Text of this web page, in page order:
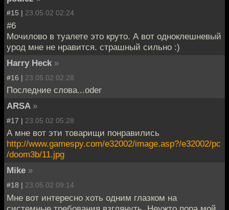
#15 | 23.05.02 02:24
#6
Мочилово в туалете это круто. А вот одноклешневый
урод мне не нравится. страшный сильно :)
Harry Heck »
#16 | 23.05.02 02:28
Последние слова...oder
ARSA »
#17 | 23.05.02 05:28
А мне вот эти товарищи понравились
http://www.gamespy.com/e32002/image.asp?/e32002/pc
/doom3b/11.jpg
Mike »
#18 | 23.05.02 09:14
Мне вот интересно хоть одним глазком на